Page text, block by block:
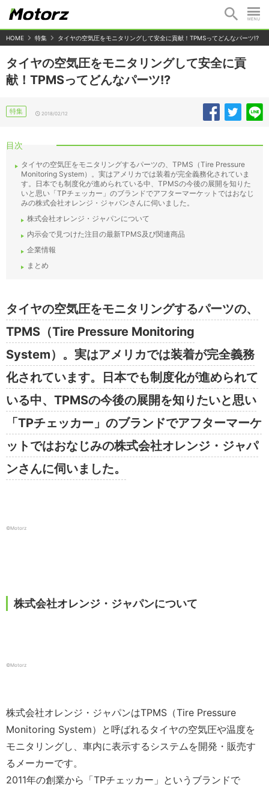
HOME 特集 タイヤの空気圧をモニタリングして安全に貢献！TPMSってどんなパーツ!?
タイヤの空気圧をモニタリングして安全に貢
献！TPMSってどんなパーツ!?
特集 2018/02/12
目次
タイヤの空気圧をモニタリングするパーツの、TPMS（Tire Pressure
Monitoring System）。実はアメリカでは装着が完全義務化されていま
す。日本でも制度化が進められている中、TPMSの今後の展開を知りた
いと思い「TPチェッカー」のブランドでアフターマーケットではおなじ
みの株式会社オレンジ・ジャパンさんに伺いました。
株式会社オレンジ・ジャパンについて
内示会で見つけた注目の最新TPMS及び関連商品
企業情報
まとめ
タイヤの空気圧をモニタリングするパーツの、
TPMS（Tire Pressure Monitoring
System）。実はアメリカでは装着が完全義務
化されています。日本でも制度化が進められて
いる中、TPMSの今後の展開を知りたいと思い
「TPチェッカー」のブランドでアフターマーケ
ットではおなじみの株式会社オレンジ・ジャパ
ンさんに伺いました。
©️Motorz
株式会社オレンジ・ジャパンについて
©️Motorz
株式会社オレンジ・ジャパンはTPMS （Tire Pressure
Monitoring System）と呼ばれるタイヤの空気圧や温度を
モニタリングし、車内に表示するシステムを開発・販売す
るメーカーです。
2011年の創業から「TPチェッカー」というブランドで